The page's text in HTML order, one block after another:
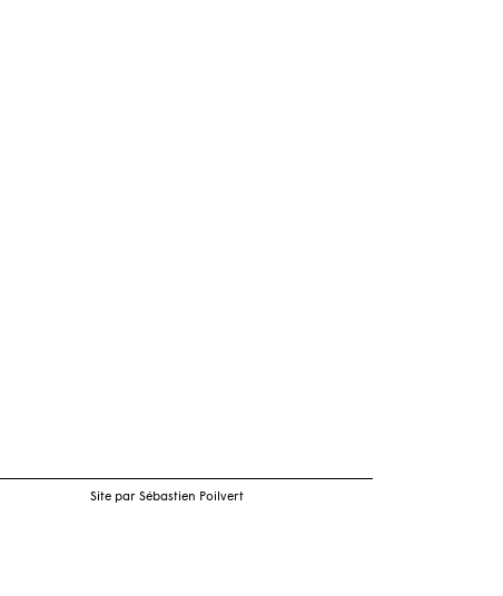
Site par Sébastien Poilvert